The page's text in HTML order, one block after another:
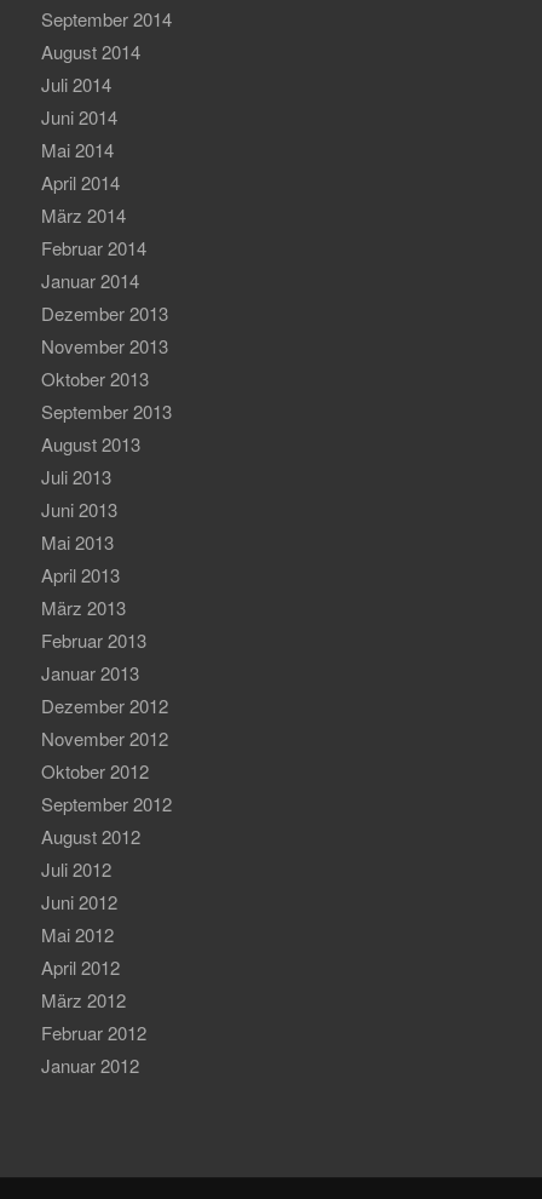
September 2014
August 2014
Juli 2014
Juni 2014
Mai 2014
April 2014
März 2014
Februar 2014
Januar 2014
Dezember 2013
November 2013
Oktober 2013
September 2013
August 2013
Juli 2013
Juni 2013
Mai 2013
April 2013
März 2013
Februar 2013
Januar 2013
Dezember 2012
November 2012
Oktober 2012
September 2012
August 2012
Juli 2012
Juni 2012
Mai 2012
April 2012
März 2012
Februar 2012
Januar 2012